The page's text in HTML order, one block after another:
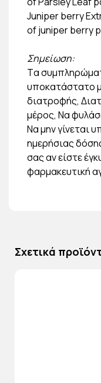
Juniper berry
of juniper berry
Σημείωση:
Tα
υποκατάστατο
διατροφής,
μέρος, Να
Να μην γίνεται
ημερήσιας
σας αν είστε
φαρμακευτική
Σχετικά